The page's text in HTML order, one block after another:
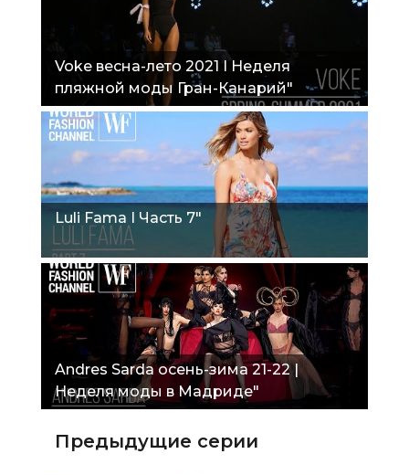
Voke весна-лето 2021 I Неделя
пляжной моды Гран-Канарий"
Luli Fama I Часть 7"
Andres Sarda осень-зима 21-22 |
Неделя моды в Мадриде"
Предыдущие серии